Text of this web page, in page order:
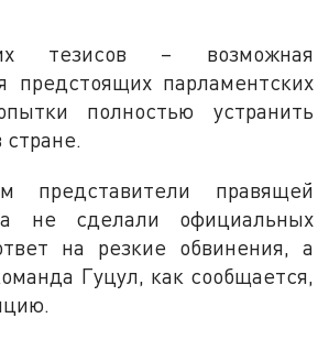
тезисов – возможная
предстоящих парламентских
полностью устранить
представители правящей
не сделали официальных
на резкие обвинения, а
Гуцул, как сообщается,